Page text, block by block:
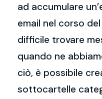
ad accumulare
email nel corso
difficile trovare
quando ne
ciò, è possibile
sottocartelle